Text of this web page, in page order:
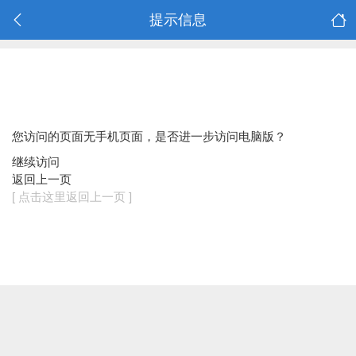
提示信息
您访问的页面无手机页面，是否进一步访问电脑版？
继续访问
返回上一页
[ 点击这里返回上一页 ]